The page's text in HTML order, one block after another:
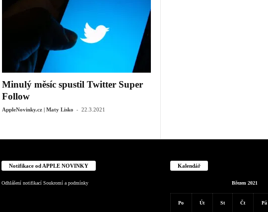
Minulý měsíc spustil Twitter Super
Follow
AppleNovinky.cz | Maty Lisko - 22.3.2021
Notifikace od APPLE NOVINKY
Odhlášení notifikací Soukromí a podmínky
Kalendář
Březen 2021
Po Út St Čt Pá